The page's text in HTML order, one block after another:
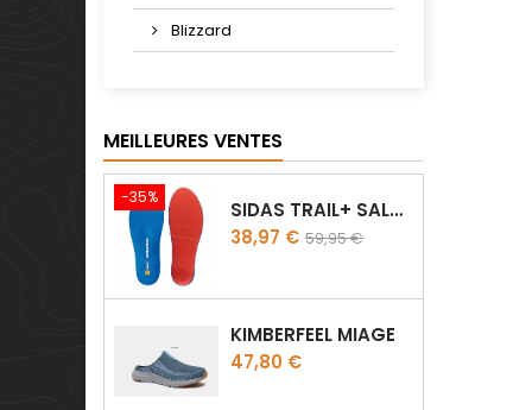
Blizzard
MEILLEURES VENTES
-35%
SIDAS TRAIL+ SALOMON
Prix
38,97 € Prix
59,95 €
KIMBERFEEL MIAGE
Prix
47,80 €